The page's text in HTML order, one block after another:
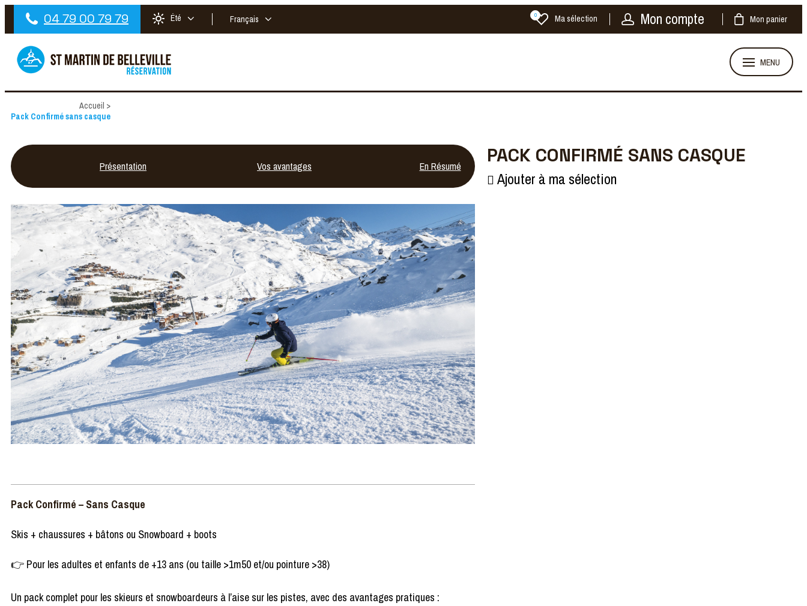
04 79 00 79 79 Été Français Ma sélection
0 Mon compte Mon panier
MENU
Accueil >
Pack Confirmé sans casque
Présentation Vos avantages En Résumé PACK CONFIRMÉ SANS CASQUE
Ajouter à ma sélection
Pack Confirmé – Sans Casque
Skis + chaussures + bâtons ou Snowboard + boots
👉 Pour les adultes et enfants de +13 ans (ou taille >1m50 et/ou pointure >38)
Un pack complet pour les skieurs et snowboardeurs à l’aise sur les pistes, avec des avantages pratiques :